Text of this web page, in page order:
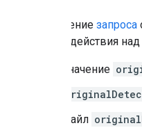
Сообщение запроса
в себя действия
Значение
Файл